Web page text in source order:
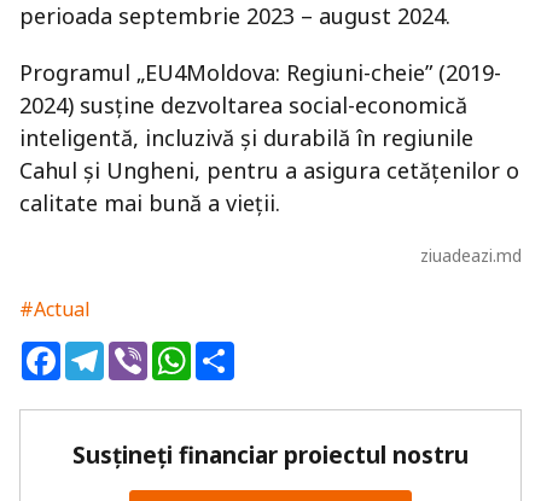
perioada septembrie 2023 – august 2024.
Programul „EU4Moldova: Regiuni-cheie” (2019-
2024) susține dezvoltarea social-economică
inteligentă, incluzivă și durabilă în regiunile
Cahul și Ungheni, pentru a asigura cetățenilor o
calitate mai bună a vieții.
ziuadeazi.md
#Actual
FacebookTelegram
ViberWhatsApp
Susțineți financiar proiectul nostru